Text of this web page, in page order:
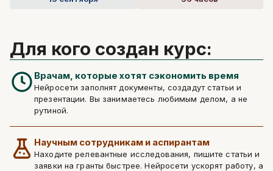
Для кого создан курс:
Врачам, которые хотят сэкономить время
Нейросети заполнят документы, создадут статьи и
презентации. Вы занимаетесь любимым делом, а не
рутиной.
Научным сотрудникам и аспирантам
Находите релевантные исследования, пишите статьи и
заявки на гранты быстрее. Нейросети ускорят работу, а